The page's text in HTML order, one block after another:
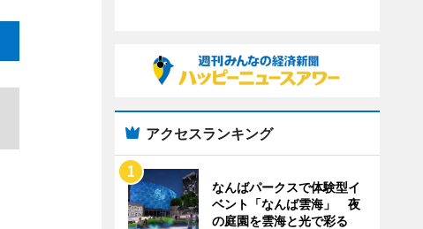
アクセスランキング
なんばパークスで体験型イ
ベント「なんば雲海」 夜
の庭園を雲海と光で彩る